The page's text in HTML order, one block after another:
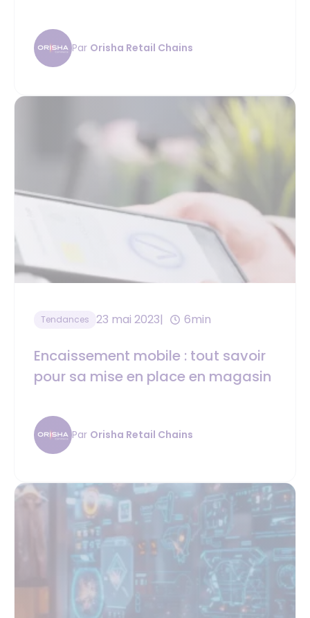
Par Orisha Retail Chains
Tendances 23 mai 2023 6min
Encaissement mobile : tout savoir
pour sa mise en place en magasin
Par Orisha Retail Chains